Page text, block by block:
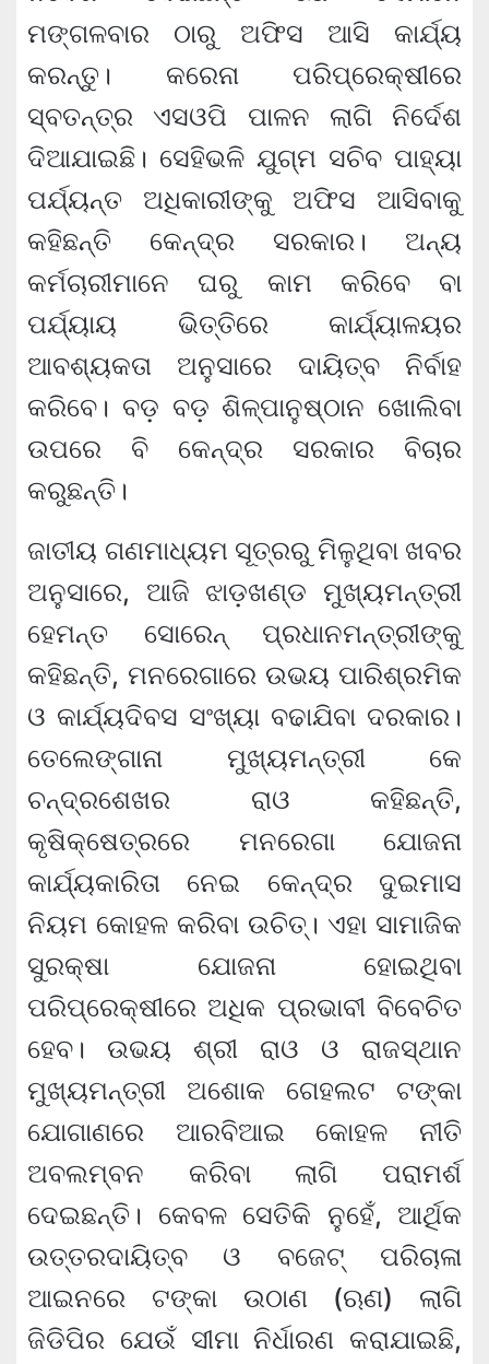
ମଙ୍ଗଳବାର ଠାରୁ ଅଫିସ ଆସି କାର୍ଯ୍ୟ
କରନ୍ତୁ। କରେନା ପରିପ୍ରେକ୍ଷୀରେ
ସ୍ବତନ୍ତ୍ର ଏସଓପି ପାଳନ ଲାଗି ନିର୍ଦେଶ
ଦିଆଯାଇଛି। ସେହିଭଳି ଯୁଗ୍ମ ସଚିବ ପାହ୍ୟା
ପର୍ଯ୍ୟନ୍ତ ଅଧିକାରୀଙ୍କୁ ଅଫିସ ଆସିବାକୁ
କହିଛନ୍ତି କେନ୍ଦ୍ର ସରକାର। ଅନ୍ୟ
କର୍ମଚାରୀମାନେ ଘରୁ କାମ କରିବେ ବା
ପର୍ଯ୍ୟାୟ ଭିତ୍ତିରେ କାର୍ଯ୍ୟାଳୟର
ଆବଶ୍ୟକତା ଅନୁସାରେ ଦାୟିତ୍ବ ନିର୍ବାହ
କରିବେ। ବଡ଼ ବଡ଼ ଶିଳ୍ପାନୁଷ୍ଠାନ ଖୋଲିବା
ଉପରେ ବି କେନ୍ଦ୍ର ସରକାର ବିଚାର
କରୁଛନ୍ତି।
ଜାତୀୟ ଗଣମାଧ୍ୟମ ସୂତ୍ରରୁ ମିଳୁଥିବା ଖବର
ଅନୁସାରେ, ଆଜି ଝାଡ଼ଖଣ୍ଡ ମୁଖ୍ୟମନ୍ତ୍ରୀ
ହେମନ୍ତ ସୋରେନ୍ ପ୍ରଧାନମନ୍ତ୍ରୀଙ୍କୁ
କହିଛନ୍ତି, ମନରେଗାରେ ଉଭୟ ପାରିଶ୍ରମିକ
ଓ କାର୍ଯ୍ୟଦିବସ ସଂଖ୍ୟା ବଢାଯିବା ଦରକାର।
ତେଲେଙ୍ଗାନା ମୁଖ୍ୟମନ୍ତ୍ରୀ କେ
ଚନ୍ଦ୍ରଶେଖର ରାଓ କହିଛନ୍ତି,
କୃଷିକ୍ଷେତ୍ରରେ ମନରେଗା ଯୋଜନା
କାର୍ଯ୍ୟକାରିତା ନେଇ କେନ୍ଦ୍ର ଦୁଇମାସ
ନିୟମ କୋହଳ କରିବା ଉଚିତ୍। ଏହା ସାମାଜିକ
ସୁରକ୍ଷା ଯୋଜନା ହୋଇଥିବା
ପରିପ୍ରେକ୍ଷୀରେ ଅଧିକ ପ୍ରଭାବୀ ବିବେଚିତ
ହେବ। ଉଭୟ ଶ୍ରୀ ରାଓ ଓ ରାଜସ୍ଥାନ
ମୁଖ୍ୟମନ୍ତ୍ରୀ ଅଶୋକ ଗେହଲଟ ଟଙ୍କା
ଯୋଗାଣରେ ଆରବିଆଇ କୋହଳ ନୀତି
ଅବଲମ୍ବନ କରିବା ଲାଗି ପରାମର୍ଶ
ଦେଇଛନ୍ତି। କେବଳ ସେତିକି ନୁହେଁ, ଆର୍ଥିକ
ଉତ୍ତରଦାୟିତ୍ବ ଓ ବଜେଟ୍ ପରିଚାଳା
ଆଇନରେ ଟଙ୍କା ଉଠାଣ (ଋଣ) ଲାଗି
ଜିଡିପିର ଯେଉଁ ସୀମା ନିର୍ଧାରଣ କରାଯାଇଛି,